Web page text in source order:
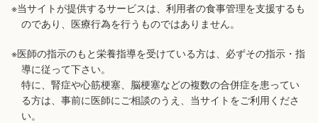
※当サイトが提供するサービスは、利用者の食事管理を支援するも
のであり、医療行為を行うものではありません。
※医師の指示のもと栄養指導を受けている方は、必ずその指示・指
導に従って下さい。
特に、腎症や心筋梗塞、脳梗塞などの複数の合併症を患ってい
る方は、事前に医師にご相談のうえ、当サイトをご利用くださ
い。